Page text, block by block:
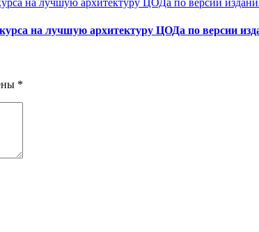
на лучшую архитектуру ЦОДа по версии
*